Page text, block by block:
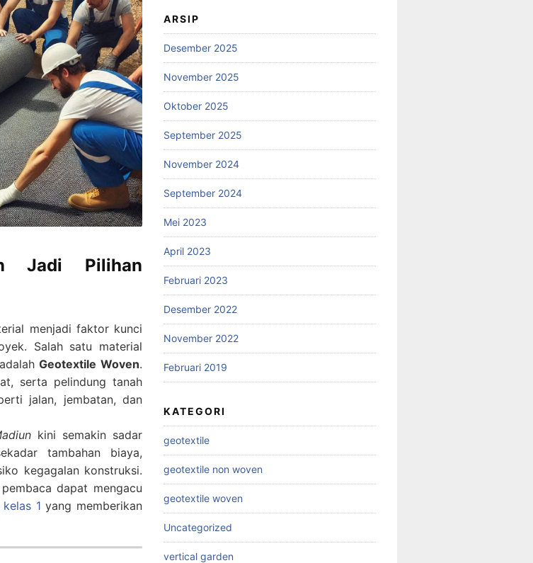
Jadi Pilihan
menjadi faktor kunci
Salah satu material
Geotextile Woven.
serta pelindung tanah
jalan, jembatan, dan
kini semakin sadar
tambahan biaya,
kegagalan konstruksi.
dapat mengacu
1 yang memberikan
ARSIP
Desember 2025
November 2025
Oktober 2025
September 2025
November 2024
September 2024
Mei 2023
April 2023
Februari 2023
Desember 2022
November 2022
Februari 2019
KATEGORI
geotextile
geotextile non woven
geotextile woven
Uncategorized
vertical garden